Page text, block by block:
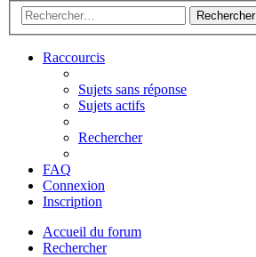
Rechercher
Raccourcis
Sujets sans réponse
Sujets actifs
Rechercher
FAQ
Connexion
Inscription
Accueil du forum
Rechercher